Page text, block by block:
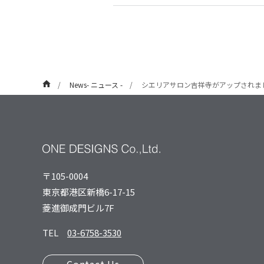
News- ニュース - シエリアサロン吉祥寺がアップされま
〒105-0004
東京都港区新橋6-17-15
菱進御成⾨ビル7F
TEL
03-6758-3530